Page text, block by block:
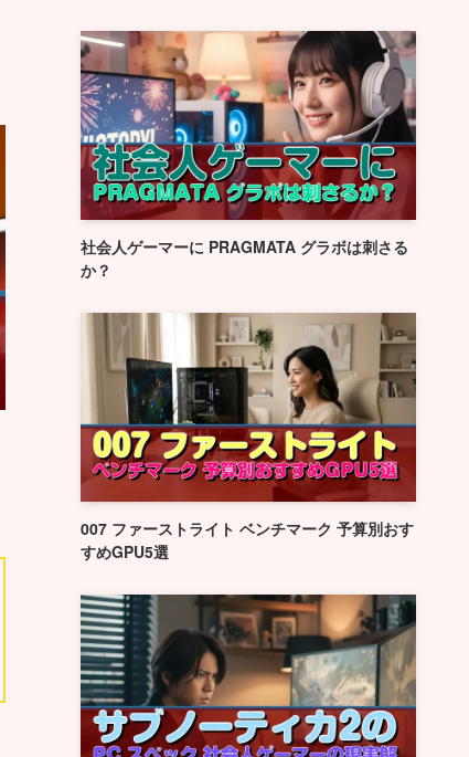
社会人ゲーマーに PRAGMATA グラボは刺さる
か？
007 ファーストライト ベンチマーク 予算別おす
すめGPU5選